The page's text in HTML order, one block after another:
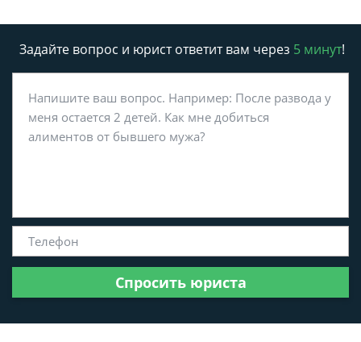
Задайте вопрос и юрист ответит вам через 5 минут!
Спросить юриста